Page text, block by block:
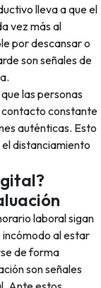
lleva a que el
vez más al
por descansar o
son señales de
las personas
contacto constante
auténticas. Esto
distanciamiento
laboral sigan
al estar
de forma
son señales